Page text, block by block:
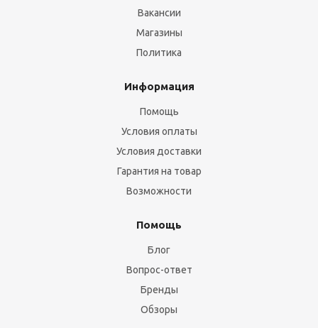
Вакансии
Магазины
Политика
Информация
Помощь
Условия оплаты
Условия доставки
Гарантия на товар
Возможности
Помощь
Блог
Вопрос-ответ
Бренды
Обзоры